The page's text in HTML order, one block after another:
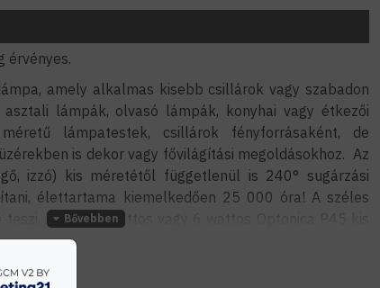
érvényes.
amely alkalmas kisebb csillárok vagy szabadon
lámpák, olvasó lámpák, konyhai vagy étkezői
lámpatestek, csillárok fényforrásaként, de
is dekor vagy fővilágítási megoldásokhoz. Az
izzó) kis méretétől függetlenül is 240° sugárzási
élettartama kiemelkedően 25 000 óra! A széles
hogy a 4 wattos vagy 6 wattos Optonica P45 kis
is felhasználják, például rendezvények,
megvilágításként, útvonal fényként.